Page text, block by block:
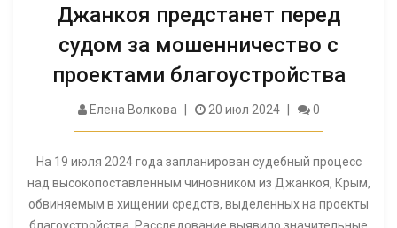
Джанкоя предстанет перед
судом за мошенничество с
проектами благоустройства
Елена Волкова 20 июл 2024 0
На 19 июля 2024 года запланирован судебный процесс
над высокопоставленным чиновником из Джанкоя, Крым,
обвиняемым в хищении средств, выделенных на проекты